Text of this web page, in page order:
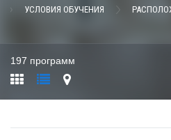
УСЛОВИЯ ОБУЧЕНИЯ
197 программ